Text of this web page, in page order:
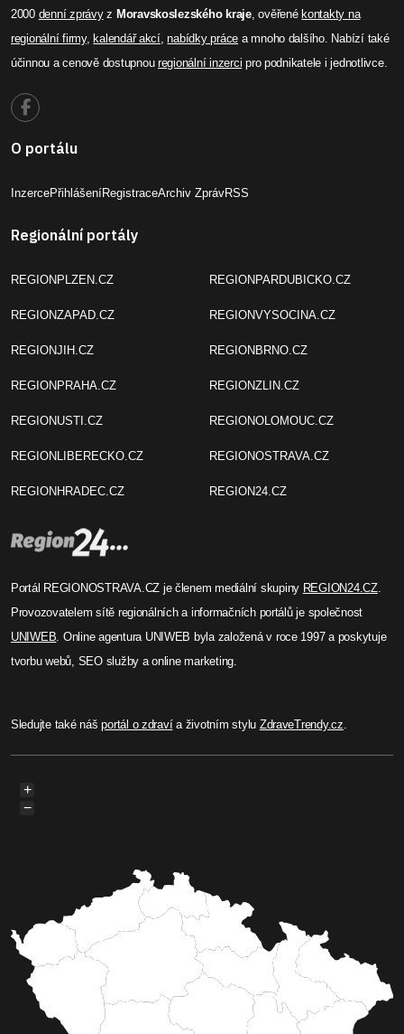
2000 denní zprávyz Moravskoslezského kraje, ověřené kontakty na
regionální firmy, kalendář akcí,nabídky práce a mnoho dalšího. Nabízí také
účinnou a cenově dostupnou regionální inzerci pro podnikatele i jednotlivce.
O portálu
InzercePřihlášeníRegistraceArchiv ZprávRSS
Regionální portály
REGIONPLZEN.CZ
REGIONZAPAD.CZ
REGIONJIH.CZ
REGIONPRAHA.CZ
REGIONUSTI.CZ
REGIONLIBERECKO.CZ
REGIONHRADEC.CZ
REGIONPARDUBICKO.CZ
REGIONVYSOCINA.CZ
REGIONBRNO.CZ
REGIONZLIN.CZ
REGIONOLOMOUC.CZ
REGIONOSTRAVA.CZ
REGION24.CZ
Portál REGIONOSTRAVA.CZ je členem mediální skupiny REGION24.CZ.
Provozovatelem sítě regionálních a informačních portálů je společnost
UNIWEB. Online agentura UNIWEB byla založená v roce 1997 a poskytuje
tvorbu webů, SEO služby a online marketing.
Sledujte také nášportál o zdravía životním stylu ZdraveTrendy.cz.
+
−